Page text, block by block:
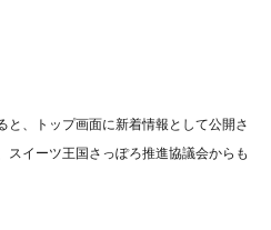
と、トップ画面に新着情報として公開さ
スイーツ王国さっぽろ推進協議会からも